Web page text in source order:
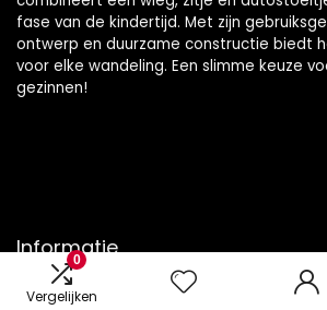
0
Vergelijken
fase van de kindertijd. Met zijn
ontwerp en duurzame constructie biedt
voor elke wandeling. Een slimme keuze
gezinnen!
Informatie
Contact